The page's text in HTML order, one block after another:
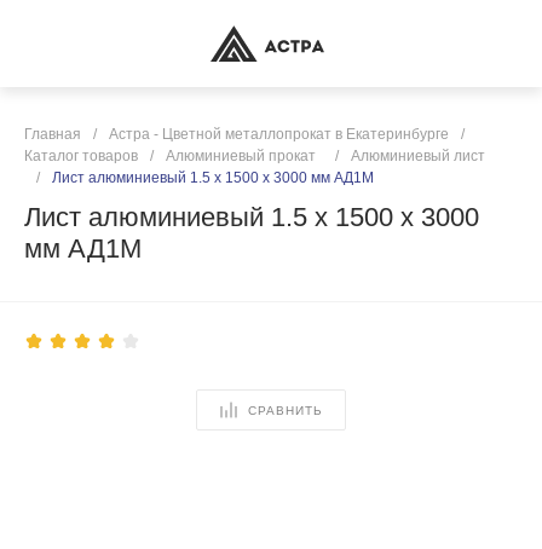
Главная / Астра - Цветной металлопрокат в Екатеринбурге
/
Каталог товаров
/ Алюминиевый прокат /
Алюминиевый лист
/
Лист алюминиевый 1.5 х 1500 х 3000 мм АД1М
Лист алюминиевый 1.5 х 1500 х 3000
мм АД1М
СРАВНИТЬ